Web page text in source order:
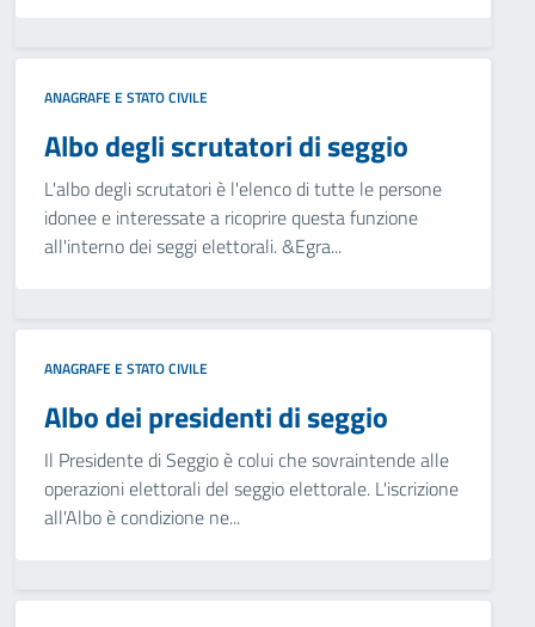
ANAGRAFE E STATO CIVILE
Albo degli scrutatori di seggio
L'albo degli scrutatori è l'elenco di tutte le persone
idonee e interessate a ricoprire questa funzione
all'interno dei seggi elettorali. &Egra...
ANAGRAFE E STATO CIVILE
Albo dei presidenti di seggio
Il Presidente di Seggio è colui che sovraintende alle
operazioni elettorali del seggio elettorale. L'iscrizione
all'Albo è condizione ne...